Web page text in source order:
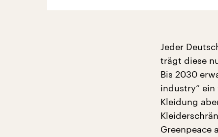
Jeder
trägt diese
Bis 2030
industry“
Kleidung
Greenpeace